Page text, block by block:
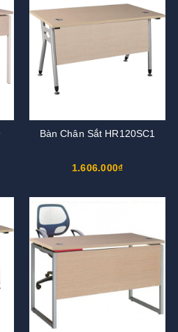
Bàn Chân Sắt HR120SC1
1.606.000₫